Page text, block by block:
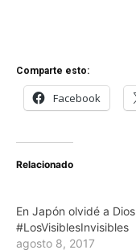
Comparte esto:
Facebook
Relacionado
En Japón olvidé a Dios
#LosVisiblesInvisibles
agosto 8, 2017